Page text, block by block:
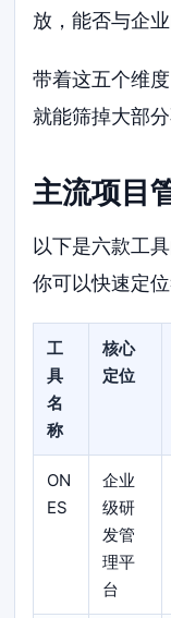
放，能否与企
带着这五个维
就能筛掉大部
主流项目
以下是六款工
你可以快速定
工
具
名
称
核心
定位
ON
ES
企业
级研
发管
理平
台